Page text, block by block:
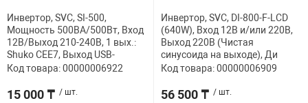
PCI АДАПТЕРЫ
USB
CD-DVD ДИСКИ
ЛЕНТА ДЛЯ
ДОМА
Инвертор, SVC, SI-500,
Мощность 500ВА/500Вт, Вход
12В/Выход 210-240В, 1 вых.:
Shuko CEE7, Выход USB-
Код товара: 00000006922
15 000 ₸ / шт.
Инвертор, SVC, DI-800-F-LCD
(640W), Вход 12В и/или 220В,
Выход 220В (Чистая
синусоида на выходе), Ди
Код товара: 00000006909
56 500 ₸ / шт.